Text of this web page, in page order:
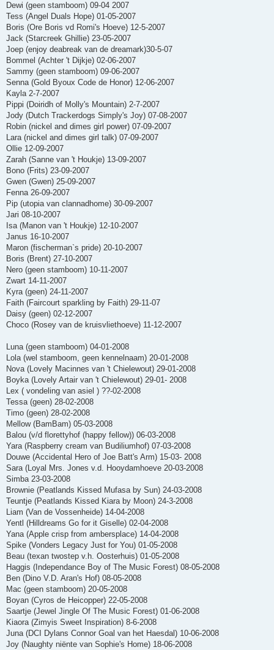
Dewi (geen stamboom) 09-04 2007
Tess (Angel Duals Hope) 01-05-2007
Boris (Ore Boris vd Romi's Hoeve) 12-5-2007
Jack (Starcreek Ghillie) 23-05-2007
Joep (enjoy deabreak van de dreamark)30-5-07
Bommel (Achter 't Dijkje) 02-06-2007
Sammy (geen stamboom) 09-06-2007
Senna (Gold Byoux Code de Honor) 12-06-2007
Kayla 2-7-2007
Pippi (Doiridh of Molly's Mountain) 2-7-2007
Jody (Dutch Trackerdogs Simply's Joy) 07-08-2007
Robin (nickel and dimes girl power) 07-09-2007
Lara (nickel and dimes girl talk) 07-09-2007
Ollie 12-09-2007
Zarah (Sanne van 't Houkje) 13-09-2007
Bono (Frits) 23-09-2007
Gwen (Gwen) 25-09-2007
Fenna 26-09-2007
Pip (utopia van clannadhome) 30-09-2007
Jari 08-10-2007
Isa (Manon van 't Houkje) 12-10-2007
Janus 16-10-2007
Maron (fischerman`s pride) 20-10-2007
Boris (Brent) 27-10-2007
Nero (geen stamboom) 10-11-2007
Zwart 14-11-2007
Kyra (geen) 24-11-2007
Faith (Faircourt sparkling by Faith) 29-11-07
Daisy (geen) 02-12-2007
Choco (Rosey van de kruisvliethoeve) 11-12-2007
Luna (geen stamboom) 04-01-2008
Lola (wel stamboom, geen kennelnaam) 20-01-2008
Nova (Lovely Macinnes van 't Chielewout) 29-01-2008
Boyka (Lovely Artair van 't Chielewout) 29-01- 2008
Lex ( vondeling van asiel ) ??-02-2008
Tessa (geen) 28-02-2008
Timo (geen) 28-02-2008
Mellow (BamBam) 05-03-2008
Balou (v/d florettyhof (happy fellow)) 06-03-2008
Yara (Raspberry cream van Budiliumhof) 07-03-2008
Douwe (Accidental Hero of Joe Batt's Arm) 15-03- 2008
Sara (Loyal Mrs. Jones v.d. Hooydamhoeve 20-03-2008
Simba 23-03-2008
Brownie (Peatlands Kissed Mufasa by Sun) 24-03-2008
Teuntje (Peatlands Kissed Kiara by Moon) 24-3-2008
Liam (Van de Vossenheide) 14-04-2008
Yentl (Hilldreams Go for it Giselle) 02-04-2008
Yana (Apple crisp from ambersplace) 14-04-2008
Spike (Vonders Legacy Just for You) 01-05-2008
Beau (texan twostep v.h. Oosterhuis) 01-05-2008
Haggis (Independance Boy of The Music Forest) 08-05-2008
Ben (Dino V.D. Aran's Hof) 08-05-2008
Mac (geen stamboom) 20-05-2008
Boyan (Cyros de Heicopper) 22-05-2008
Saartje (Jewel Jingle Of The Music Forest) 01-06-2008
Kiaora (Zimyis Sweet Inspiration) 8-6-2008
Juna (DCI Dylans Connor Goal van het Haesdal) 10-06-2008
Joy (Naughty niënte van Sophie's Home) 18-06-2008